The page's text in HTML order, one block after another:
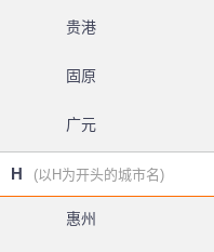
贵港
固原
广元
H (以H为开头的城市名)
惠州